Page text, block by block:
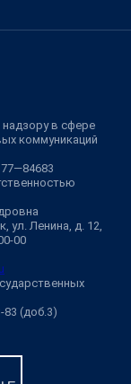
в сфере
коммуникаций
ул. Ленина, д. 12,
00
83 (доб.3)